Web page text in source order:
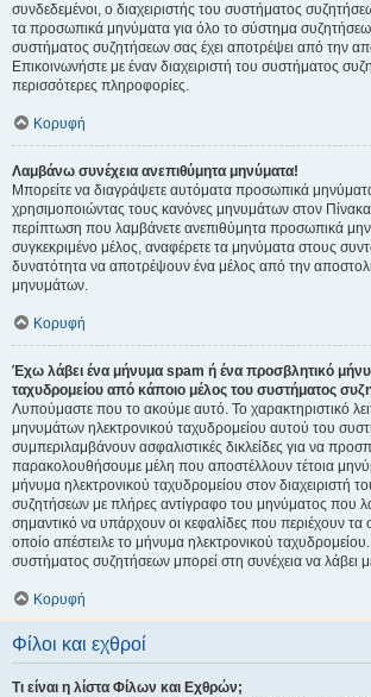
συνδεδεμένοι, ο διαχειριστής του συστήματος
τα προσωπικά μηνύματα για όλο το σύστημα
συστήματος συζητήσεων σας έχει αποτρέψει από την
Επικοινωνήστε με έναν διαχειριστή του συστήματος
περισσότερες πληροφορίες.
Κορυφή
Λαμβάνω συνέχεια ανεπιθύμητα μηνύματα!
Μπορείτε να διαγράψετε αυτόματα προσωπικά
χρησιμοποιώντας τους κανόνες μηνυμάτων στον
περίπτωση που λαμβάνετε ανεπιθύμητα προσωπικά
συγκεκριμένο μέλος, αναφέρετε τα μηνύματα στους
δυνατότητα να αποτρέψουν ένα μέλος από την
μηνυμάτων.
Κορυφή
Έχω λάβει ένα μήνυμα spam ή ένα προσβλητικό
ταχυδρομείου από κάποιο μέλος του συστήματος
Λυπούμαστε που το ακούμε αυτό. Το χαρακτηριστικό
μηνυμάτων ηλεκτρονικού ταχυδρομείου αυτού του
συμπεριλαμβάνουν ασφαλιστικές δικλείδες για να
παρακολουθήσουμε μέλη που αποστέλλουν τέτοια
μήνυμα ηλεκτρονικού ταχυδρομείου στον διαχειριστή
συζητήσεων με πλήρες αντίγραφο του μηνύματος που
σημαντικό να υπάρχουν οι κεφαλίδες που περιέχουν τα
οποίο απέστειλε το μήνυμα ηλεκτρονικού ταχυδρομείου.
συστήματος συζητήσεων μπορεί στη συνέχεια να λάβει
Κορυφή
Φίλοι και εχθροί
Τι είναι η λίστα Φίλων και Εχθρών;